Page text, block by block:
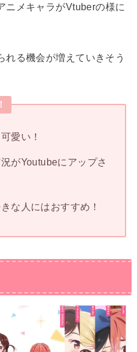
ニメキャラがVtuberの様に
れる機会が増えていきそう
愛い！
がYoutubeにアップさ
な人にはおすすめ！